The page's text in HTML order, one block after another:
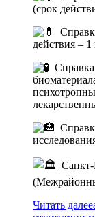
(срок
действия – 1
Санкт-
Читать далее